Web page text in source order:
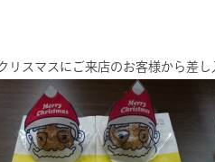
リスマスにご来店のお客様から差し